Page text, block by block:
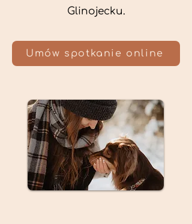
Glinojecku.
Umów spotkanie online